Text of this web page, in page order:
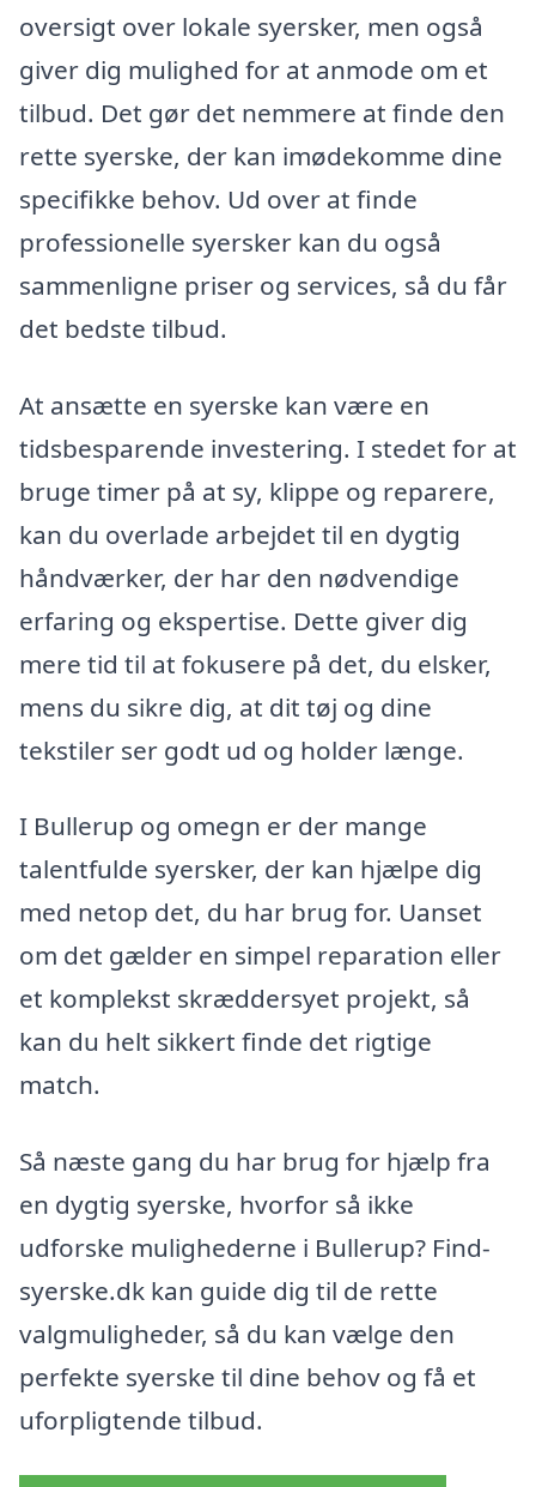
oversigt over lokale syersker, men også
giver dig mulighed for at anmode om et
tilbud. Det gør det nemmere at finde den
rette syerske, der kan imødekomme dine
specifikke behov. Ud over at finde
professionelle syersker kan du også
sammenligne priser og services, så du får
det bedste tilbud.
At ansætte en syerske kan være en
tidsbesparende investering. I stedet for at
bruge timer på at sy, klippe og reparere,
kan du overlade arbejdet til en dygtig
håndværker, der har den nødvendige
erfaring og ekspertise. Dette giver dig
mere tid til at fokusere på det, du elsker,
mens du sikre dig, at dit tøj og dine
tekstiler ser godt ud og holder længe.
I Bullerup og omegn er der mange
talentfulde syersker, der kan hjælpe dig
med netop det, du har brug for. Uanset
om det gælder en simpel reparation eller
et komplekst skræddersyet projekt, så
kan du helt sikkert finde det rigtige
match.
Så næste gang du har brug for hjælp fra
en dygtig syerske, hvorfor så ikke
udforske mulighederne i Bullerup? Find-
syerske.dk kan guide dig til de rette
valgmuligheder, så du kan vælge den
perfekte syerske til dine behov og få et
uforpligtende tilbud.